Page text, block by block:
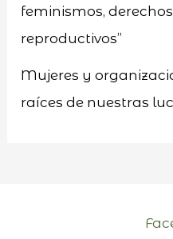
feminismos,
reproductivos”
Mujeres y
raíces de nuestras